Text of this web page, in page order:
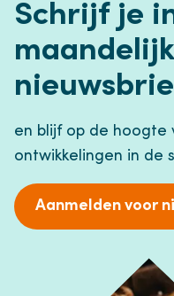
Schrijf je
en blijf op de hoogte
ontwikkelingen in de
Aanmelden voor